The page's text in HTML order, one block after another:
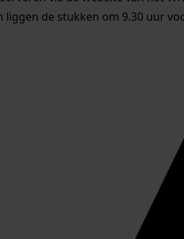
de stukken om 9.30 uur